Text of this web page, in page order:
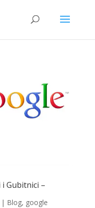
i Gubitnici –
Blog, google